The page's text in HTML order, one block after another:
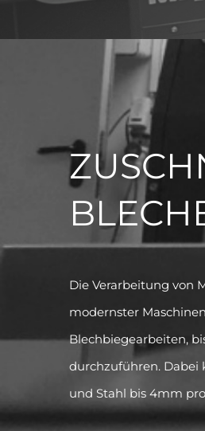
Die Verarbeitung von
modernster
Blechbiegearbeiten,
durchzuführen. Dabei
und Stahl bis 4mm